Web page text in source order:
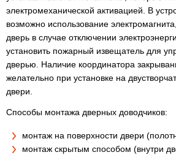
электромеханической активацией. В
возможно использование
дверь в случае отключении
установить пожарный извещатель для
дверью. Наличие координатора
желательно при установке на
двери.
Способы монтажа дверных доводчиков:
монтаж на поверхности двери
монтаж скрытым способом (внутри